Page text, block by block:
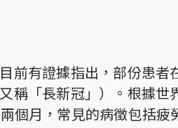
前有證據指出，部份患
稱「長新冠」）。根據
個月，常見的病徵包括